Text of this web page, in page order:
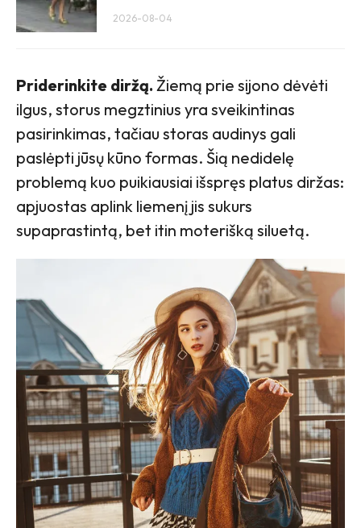
2026-08-04
Priderinkite diržą. Žiemą prie sijono dėvėti
ilgus, storus megztinius yra sveikintinas
pasirinkimas, tačiau storas audinys gali
paslėpti jūsų kūno formas. Šią nedidelę
problemą kuo puikiausiai išspręs platus diržas:
apjuostas aplink liemenį jis sukurs
supaprastintą, bet itin moterišką siluetą.